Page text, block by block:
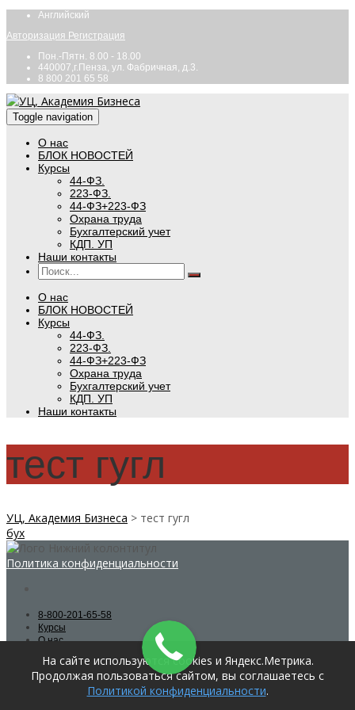
Английский
Авторизация Регистрация
Пон.-Пятн. 8.00 - 18.00
440007,г.Пенза, ул. Фабричная, д.3.
8 800 201 65 58
Toggle navigation
О нас
БЛОК НОВОСТЕЙ
Курсы
44-ФЗ.
223-ФЗ.
44-ФЗ+223-ФЗ
Охрана труда
Бухгалтерский учет
КДП. УП
Наши контакты
О нас
БЛОК НОВОСТЕЙ
Курсы
44-ФЗ.
223-ФЗ.
44-ФЗ+223-ФЗ
Охрана труда
Бухгалтерский учет
КДП. УП
Наши контакты
тест гугл
УЦ, Академия Бизнеса > тест гугл
бух
Политика конфиденциальности
8-800-201-65-58
Курсы
О нас
Поиск
На сайте используются cookies и Яндекс.Метрика.
Продолжая пользоваться сайтом, вы соглашаетесь с
Политикой конфиденциальности.